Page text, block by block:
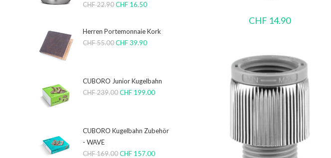
CHF 14.90
CHF22.90CHF 16.50
Herren Portemonnaie Kork
CHF55.00CHF39.90
CUBORO Junior Kugelbahn
CHF239.00CHF 199.00
CUBORO Kugelbahn Zubehör
- WAVE
CHF169.00CHF 157.00